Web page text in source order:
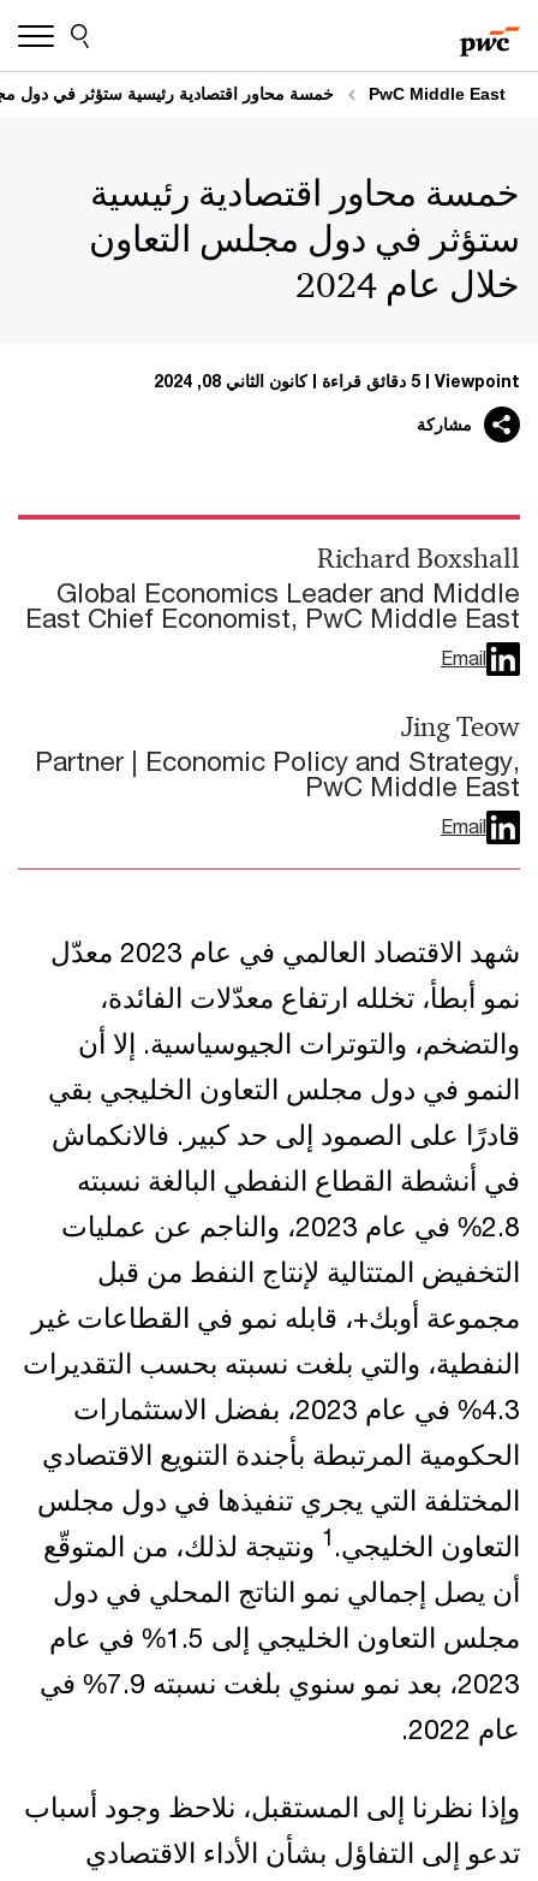
to
content
to
footer
PwC Middle East خمسة محاور اقتصادية رئيسية ستؤثر في دول
خمسة محاور اقتصادية رئيسية
ستؤثر في دول مجلس التعاون
خلال عام 2024
Viewpoint 5 دقائق قراءة كانون الثاني 08, 2024
مشاركة
Richard Boxshall
Global Economics Leader and Middle
East Chief Economist, PwC Middle East
Email
Jing Teow
Partner | Economic Policy and Strategy,
PwC Middle East
Email
شهد الاقتصاد العالمي في عام 2023 معدّل
نمو أبطأ، تخلله ارتفاع معدّلات الفائدة،
والتضخم، والتوترات الجيوسياسية. إلا أن
النمو في دول مجلس التعاون الخليجي بقي
قادرًا على الصمود إلى حد كبير. فالانكماش
في أنشطة القطاع النفطي البالغة نسبته
2.8% في عام 2023، والناجم عن عمليات
التخفيض المتتالية لإنتاج النفط من قبل
مجموعة أوبك+، قابله نمو في القطاعات غير
النفطية، والتي بلغت نسبته بحسب التقديرات
4.3% في عام 2023، بفضل الاستثمارات
الحكومية المرتبطة بأجندة التنويع الاقتصادي
المختلفة التي يجري تنفيذها في دول مجلس
التعاون الخليجي. 1 ونتيجة لذلك، من المتوقّع
أن يصل إجمالي نمو الناتج المحلي في دول
مجلس التعاون الخليجي إلى 1.5% في عام
2023، بعد نمو سنوي بلغت نسبته 7.9% في
عام 2022.
وإذا نظرنا إلى المستقبل، نلاحظ وجود أسباب
تدعو إلى التفاؤل بشأن الأداء الاقتصادي